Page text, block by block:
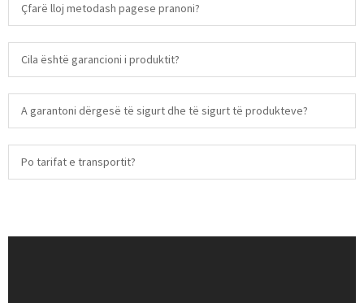
Çfarë lloj metodash pagese pranoni?
Cila është garancioni i produktit?
A garantoni dërgesë të sigurt dhe të sigurt të produkteve?
Po tarifat e transportit?